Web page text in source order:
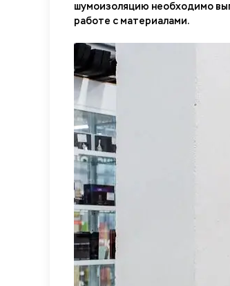
шумоизоляцию необходимо
работе с материалами.